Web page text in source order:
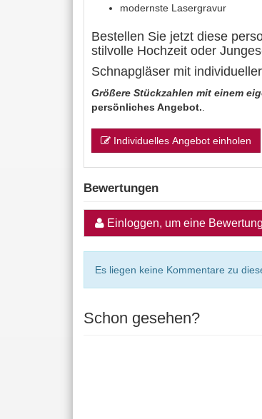
modernste Lasergravur
Bestellen Sie jetzt diese
stilvolle Hochzeit oder
Schnapgläser mit
Größere Stückzahlen mit einem
persönliches Angebot.
Individuelles Angebot einholen
Bewertungen
Einloggen, um eine
Es liegen keine Kommentare zu
Schon gesehen?